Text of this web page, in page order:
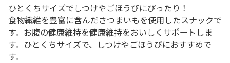
ひとくちサイズでしつけやごほうびにぴったり！
食物繊維を豊富に含んださつまいもを使用したスナックで
す。お腹の健康維持を健康維持をおいしくサポートしま
す。ひとくちサイズで、しつけやごほうびにおすすめで
す。